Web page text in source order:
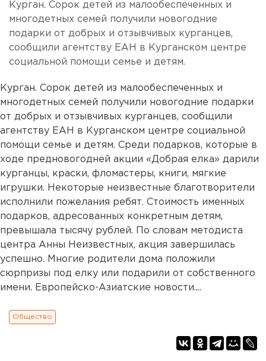
Курган. Сорок детей из малообеспеченных и
многодетных семей получили новогодние
подарки от добрых и отзывчивых курганцев,
сообщили агентству ЕАН в Курганском центре
социальной помощи семье и детям.
Курган. Сорок детей из малообеспеченных и
многодетных семей получили новогодние подарки
от добрых и отзывчивых курганцев, сообщили
агентству ЕАН в Курганском центре социальной
помощи семье и детям. Среди подарков, которые в
ходе предновогодней акции «Добрая елка» дарили
курганцы, краски, фломастеры, книги, мягкие
игрушки. Некоторые неизвестные благотворители
исполнили пожелания ребят. Стоимость именных
подарков, адресованных конкретным детям,
превышала тысячу рублей. По словам методиста
центра Анны Неизвестных, акция завершилась
успешно. Многие родители дома положили
сюрпризы под елку или подарили от собственного
имени. Европейско-Азиатские новости....
Общество